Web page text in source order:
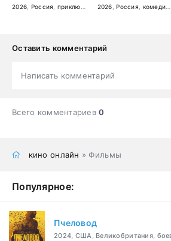
2026 Россия приключения ,фэнтези,комедия,
2026 ,Россия комедия
Оставить комментарий
Написать комментарий
Всего комментариев0
кино онлайн » Фильмы
Популярное:
Пчеловод
2024, США, Великобритания,